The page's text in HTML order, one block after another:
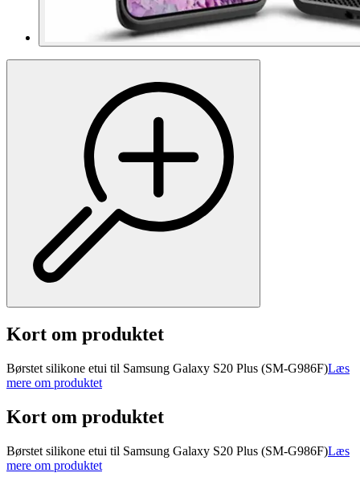
Kort om produktet
Børstet silikone etui til Samsung Galaxy S20 Plus (SM-G986F)Læs
mere om produktet
Kort om produktet
Børstet silikone etui til Samsung Galaxy S20 Plus (SM-G986F)Læs
mere om produktet